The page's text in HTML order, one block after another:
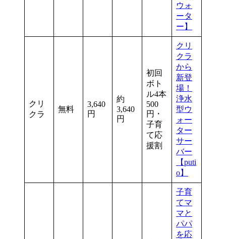
ウォ
ータ
ー】
クリ
クラ
無料
3,640
円
約
3,640
円
初回
ボト
ル4本
500
円・
子育
て応
援割
クリ
クラ
から
新登
場！
浄水
型ウ
ォー
ター
サー
バー
【puti
o】
子育
てマ
マと
パパ
を応